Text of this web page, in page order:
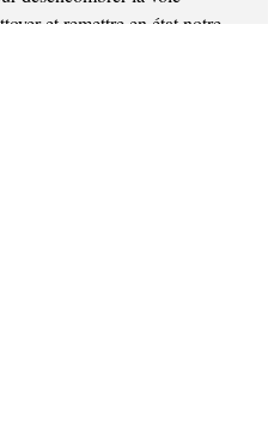
et remettre en état notre